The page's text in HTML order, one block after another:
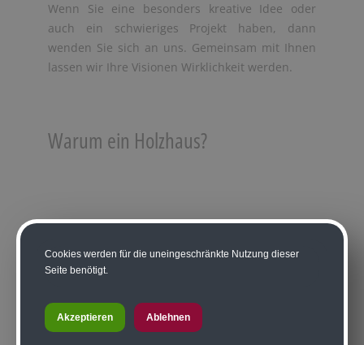
Wenn Sie eine besonders kreative Idee oder
auch ein schwieriges Projekt haben, dann
wenden Sie sich an uns. Gemeinsam mit Ihnen
lassen wir Ihre Visionen Wirklichkeit werden.
Warum ein Holzhaus?
Cookies werden für die uneingeschränkte Nutzung dieser
Seite benötigt.
Akzeptieren Ablehnen